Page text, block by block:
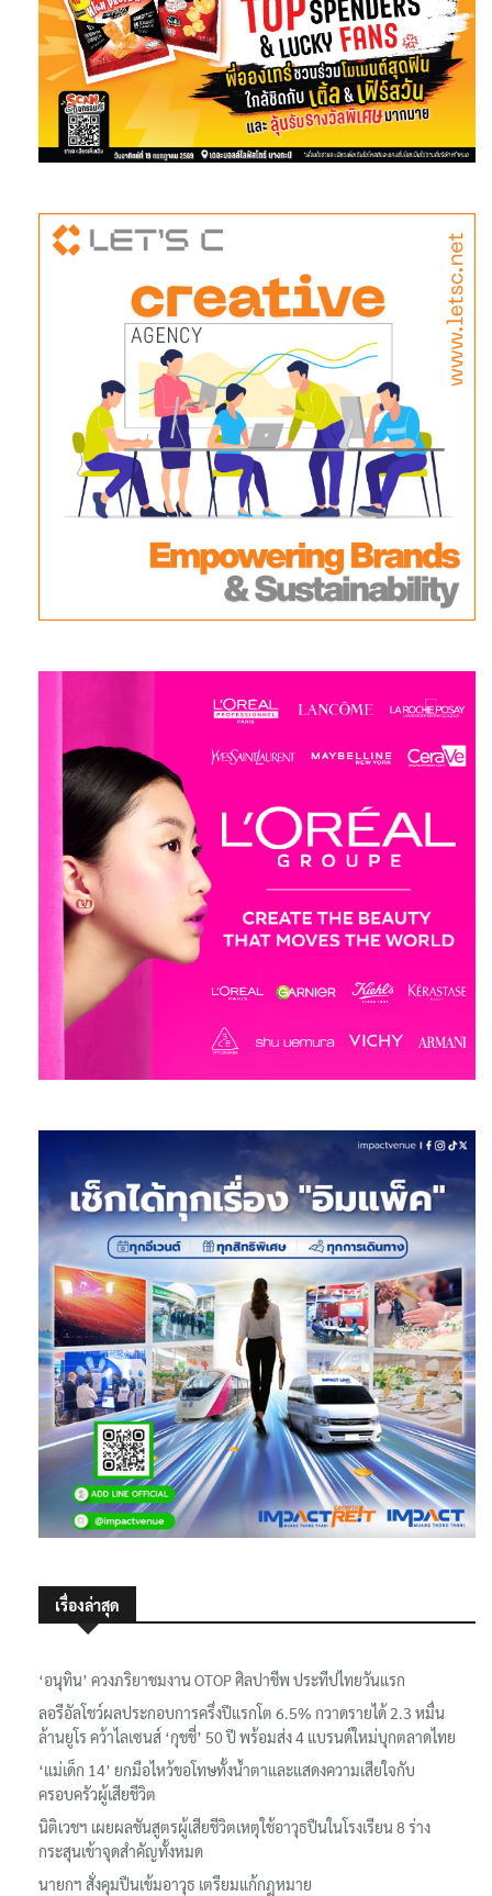
เรื่องล่าสุด
‘อนุทิน’ ควงภริยาชมงาน OTOP ศิลปาชีพ ประทีปไทยวันแรก
ลอรีอัลโชว์ผลประกอบการครึ่งปีแรกโต 6.5% กวาดรายได้ 2.3 หมื่น
ล้านยูโร คว้าไลเซนส์ ‘กุชชี่’ 50 ปี พร้อมส่ง 4 แบรนด์ใหม่บุกตลาดไทย
‘แม่เด็ก 14’ ยกมือไหว้ขอโทษทั้งน้ำตาและแสดงความเสียใจกับ
ครอบครัวผู้เสียชีวิต
นิติเวชฯ เผยผลชันสูตรผู้เสียชีวิตเหตุใช้อาวุธปืนในโรงเรียน 8 ร่าง
กระสุนเข้าจุดสำคัญทั้งหมด
นายกฯ สั่งคุมปืนเข้มอาวุธ เตรียมแก้กฎหมาย